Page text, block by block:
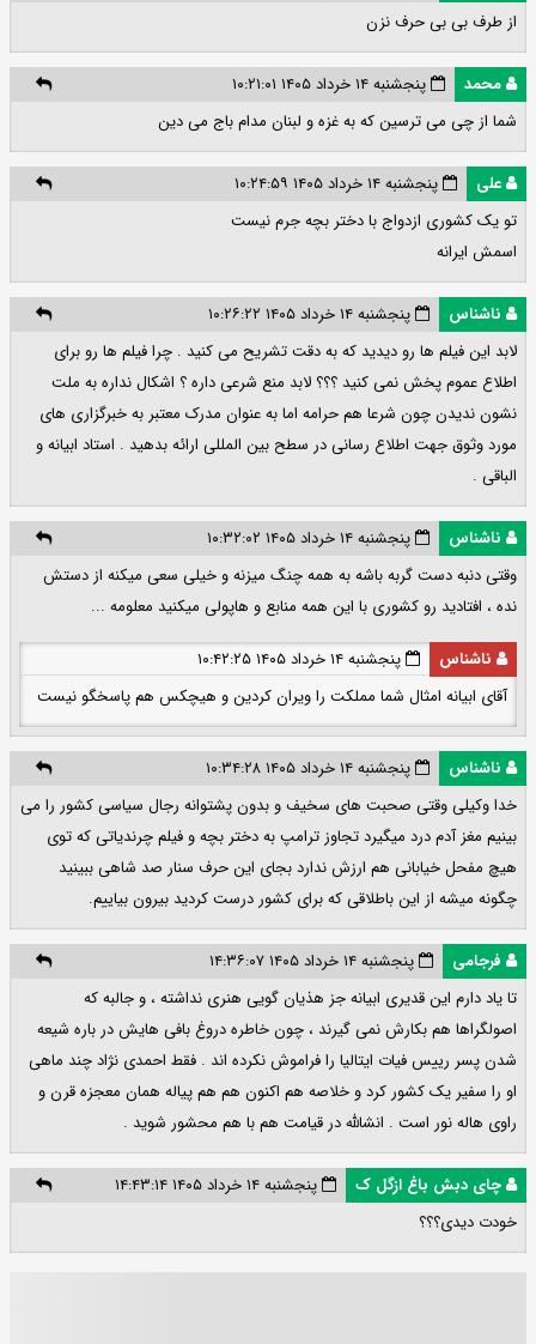
از طرف بی بی حرف نزن
محمد
پنجشنبه ۱۴ خرداد ۱۴۰۵ ۱۰:۲۱:۰۱
شما از چی می ترسین که به غزه و لبنان مدام باج می دین
علی
پنجشنبه ۱۴ خرداد ۱۴۰۵ ۱۰:۲۴:۵۹
تو یک کشوری ازدواج با دختر بچه جرم نیست
اسمش ایرانه
ناشناس
پنجشنبه ۱۴ خرداد ۱۴۰۵ ۱۰:۲۶:۲۲
لابد این فیلم ها رو دیدید که به دقت تشریح می کنید . چرا فیلم ها رو برای
اطلاع عموم پخش نمی کنید ؟؟؟ لابد منع شرعی داره ؟ اشکال نداره به ملت
نشون ندیدن چون شرعا هم حرامه اما به عنوان مدرک معتبر به خبرگزاری های
مورد وثوق جهت اطلاع رسانی در سطح بین المللی ارائه بدهید . استاد ابیانه و
الباقی .
ناشناس
پنجشنبه ۱۴ خرداد ۱۴۰۵ ۱۰:۳۲:۰۲
وقتی دنبه دست گربه باشه به همه چنگ میزنه و خیلی سعی میکنه از دستش
نده ، افتادید رو کشوری با این همه منابع و هاپولی میکنید معلومه ...
ناشناس
پنجشنبه ۱۴ خرداد ۱۴۰۵ ۱۰:۴۲:۲۵
آقای ابیانه امثال شما مملکت را ویران کردین و هیچکس هم پاسخگو نیست
ناشناس
پنجشنبه ۱۴ خرداد ۱۴۰۵ ۱۰:۳۴:۲۸
خدا وکیلی وقتی صحبت های سخیف و بدون پشتوانه رجال سیاسی کشور را می
بینیم مغز آدم درد میگیرد تجاوز ترامپ به دختر بچه و فیلم چرندیاتی که توی
هیچ مفحل خیابانی هم ارزش ندارد بجای این حرف سنار صد شاهی ببینید
چگونه میشه از این باطلاقی که برای کشور درست کردید بیرون بیاییم.
فرجامی
پنجشنبه ۱۴ خرداد ۱۴۰۵ ۱۴:۳۶:۰۷
تا یاد دارم این قدیری ابیانه جز هذیان گویی هنری نداشته ، و جالبه که
اصولگراها هم بکارش نمی گیرند ، چون خاطره دروغ بافی هایش در باره شیعه
شدن پسر رییس فیات ایتالیا را فراموش نکرده اند . فقط احمدی نژاد چند ماهی
او را سفیر یک کشور کرد و خلاصه هم اکنون هم هم پیاله همان معجزه قرن و
راوی هاله نور است . انشالله در قیامت هم با هم محشور شوید .
چای دبش باغ ازگل ک
پنجشنبه ۱۴ خرداد ۱۴۰۵ ۱۴:۴۳:۱۴
خودت دیدی؟؟؟